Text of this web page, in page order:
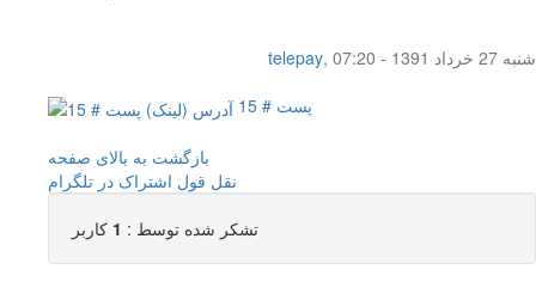
telepay,
شنبه 27 خرداد 1391 - 07:20
پست # 15
بازگشت به بالای صفحه
نقل قول اشتراک در تلگرام
تشکر شده توسط : 1 کاربر